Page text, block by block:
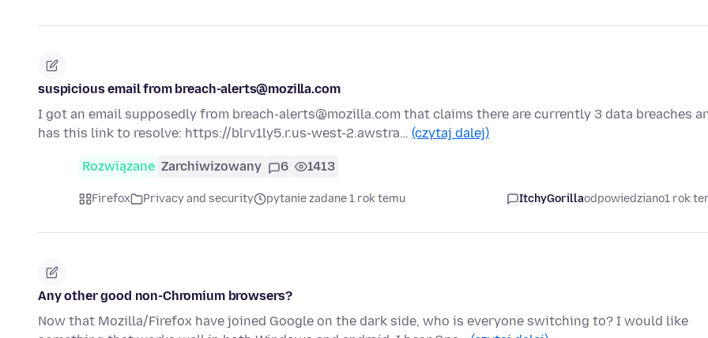
suspicious email from breach-alerts@mozilla.com
I got an email supposedly from breach-alerts@mozilla.com that claims there are currently 3 data breaches
has this link to resolve: https://blrv1ly5.r.us-west-2.awstra… (czytaj dalej)
Rozwiązane Zarchiwizowany 6 1413
Firefox Privacy and security pytanie zadane 1 rok temu ItchyGorillaodpowiedziano1 rok
Any other good non-Chromium browsers?
Now that Mozilla/Firefox have joined Google on the dark side, who is everyone switching to? I would like